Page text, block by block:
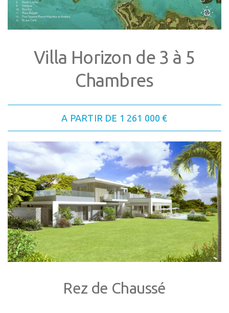
Villa Horizon de 3 à 5
Chambres
A PARTIR DE 1 261 000 €
Rez de Chaussé